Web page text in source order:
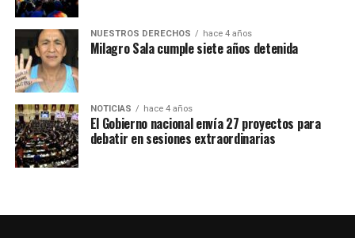
levantamientos populares y represión policial, con
fallecidos y miles de personas detenidas.
NUESTROS DERECHOS hace 4 años
Milagro Sala cumple siete años detenida
NOTICIAS hace 4 años
El Gobierno nacional envía 27 proyectos para
debatir en sesiones extraordinarias